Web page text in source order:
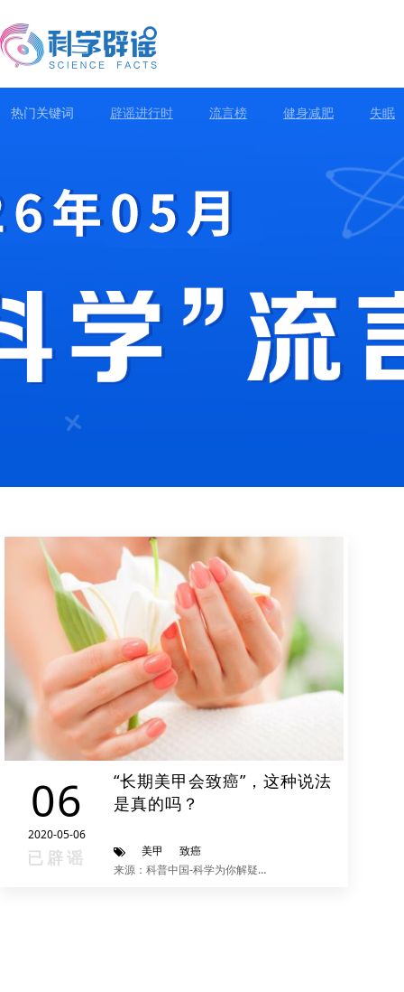
热门关键词 辟谣进行时 流言榜 健身减肥 失眠
06
2020-05-06
已辟谣
“长期美甲会致癌”，这种说法
是真的吗？
美甲
致癌
来源：科普中国-科学为你解疑释惑